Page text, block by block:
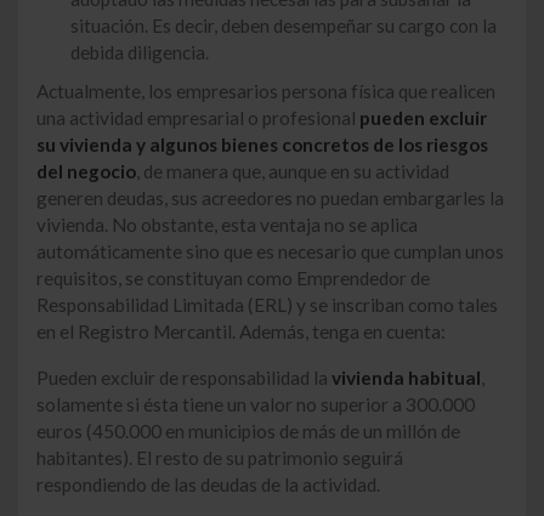
situación. Es decir, deben desempeñar su cargo con la
debida diligencia.
Actualmente, los empresarios persona física que realicen
una actividad empresarial o profesional pueden excluir
su vivienda y algunos bienes concretos de los riesgos
del negocio , de manera que, aunque en su actividad
generen deudas, sus acreedores no puedan embargarles la
vivienda. No obstante, esta ventaja no se aplica
automáticamente sino que es necesario que cumplan unos
requisitos, se constituyan como Emprendedor de
Responsabilidad Limitada (ERL) y se inscriban como tales
en el Registro Mercantil. Además, tenga en cuenta:
Pueden excluir de responsabilidad la vivienda habitual
solamente si ésta tiene un valor no superior a 300.000
euros (450.000 en municipios de más de un millón de
habitantes). El resto de su patrimonio seguirá
respondiendo de las deudas de la actividad.